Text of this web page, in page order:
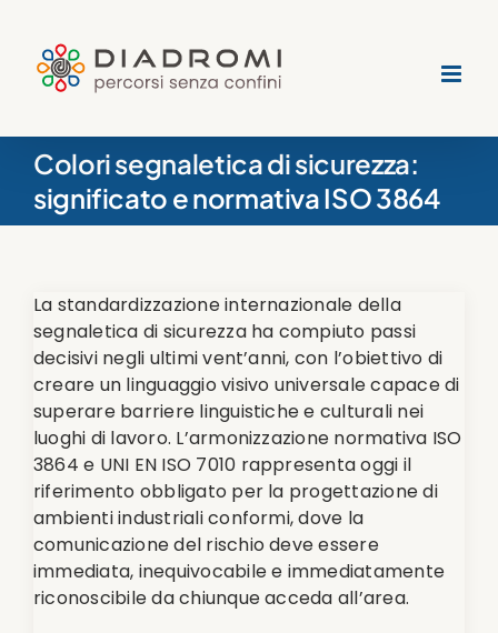
contenuto
Colori segnaletica di sicurezza:
significato e normativa ISO 3864
La standardizzazione internazionale della
segnaletica di sicurezza ha compiuto passi
decisivi negli ultimi vent’anni, con l’obiettivo di
creare un linguaggio visivo universale capace di
superare barriere linguistiche e culturali nei
luoghi di lavoro. L’armonizzazione normativa ISO
3864 e UNI EN ISO 7010 rappresenta oggi il
riferimento obbligato per la progettazione di
ambienti industriali conformi, dove la
comunicazione del rischio deve essere
immediata, inequivocabile e immediatamente
riconoscibile da chiunque acceda all’area.